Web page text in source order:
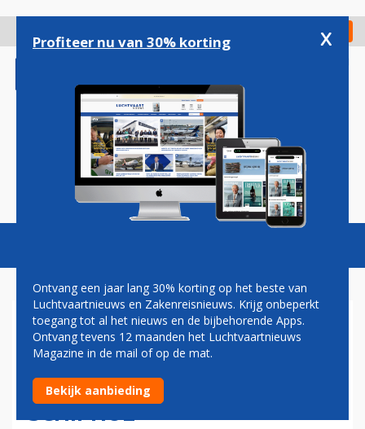
gaan
Check in
Magazine Podcasts Vacatures
INDIGO START MOGELIJK
SNELLER DAN VERWACHT
MET VLUCHTEN NAAR
SCHIPHOL
Profiteer nu van 30% korting x
Ontvang een jaar lang 30% korting op het beste van
Luchtvaartnieuws en Zakenreisnieuws. Krijg onbeperkt
toegang tot al het nieuws en de bijbehorende Apps.
Ontvang tevens 12 maanden het Luchtvaartnieuws
Magazine in de mail of op de mat.
Bekijk aanbieding